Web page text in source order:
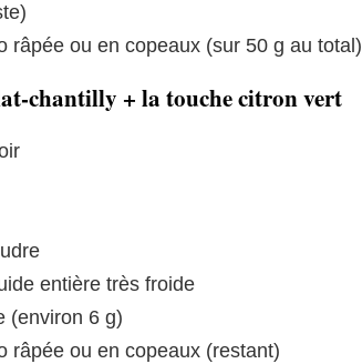
râpée ou en copeaux (sur 50 g au total)
chantilly + la touche citron vert
entière très froide
(environ 6 g)
râpée ou en copeaux (restant)